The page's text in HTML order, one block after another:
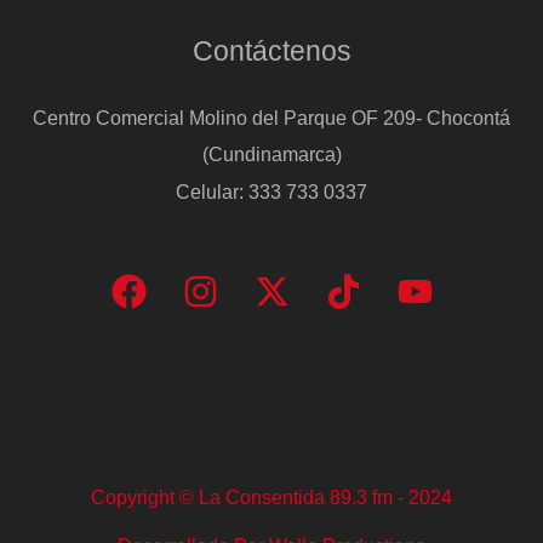
Contáctenos
Centro Comercial Molino del Parque OF 209- Chocontá
(Cundinamarca)
Celular: 333 733 0337
Copyright © La Consentida 89.3 fm - 2024